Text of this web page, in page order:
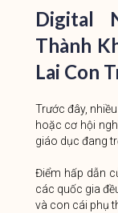
Digital
Thành
Lai Con
Trước đây,
hoặc cơ hội
giáo dục đang
Điểm hấp dẫn
các quốc gia
và con cái phụ